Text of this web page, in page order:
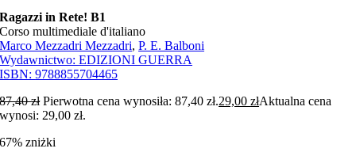
Ragazzi in Rete! B1
Corso multimediale d'italiano
Marco Mezzadri Mezzadri,P. E. Balboni
Wydawnictwo:EDIZIONI GUERRA
ISBN:9788855704465
87,40zł Pierwotna cena wynosiła: 87,40 zł.29,00złAktualna cena
wynosi: 29,00 zł.
67% zniżki